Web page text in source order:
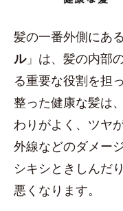
髪の一番外側にあ
ル」は、髪の内部
る重要な役割を担
整った健康な髪は
わりがよく、ツヤ
外線などのダメー
シキシときしんだ
悪くなります。